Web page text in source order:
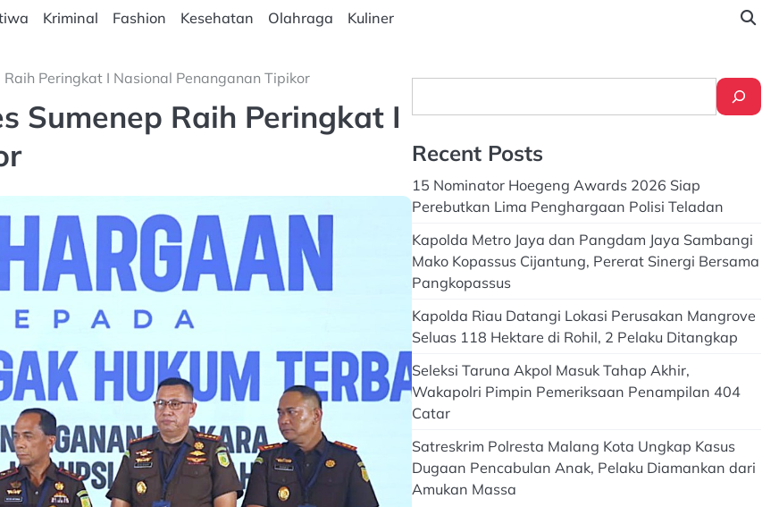
Kriminal Fashion Kesehatan Olahraga Kuliner
Peringkat I Nasional Penanganan Tipikor
Sumenep Raih Peringkat I
Recent Posts
15 Nominator Hoegeng Awards 2026 Siap
Perebutkan Lima Penghargaan Polisi Teladan
Kapolda Metro Jaya dan Pangdam Jaya Sambangi
Mako Kopassus Cijantung, Pererat Sinergi Bersama
Pangkopassus
Kapolda Riau Datangi Lokasi Perusakan Mangrove
Seluas 118 Hektare di Rohil, 2 Pelaku Ditangkap
Seleksi Taruna Akpol Masuk Tahap Akhir,
Wakapolri Pimpin Pemeriksaan Penampilan 404
Catar
Satreskrim Polresta Malang Kota Ungkap Kasus
Dugaan Pencabulan Anak, Pelaku Diamankan dari
Amukan Massa